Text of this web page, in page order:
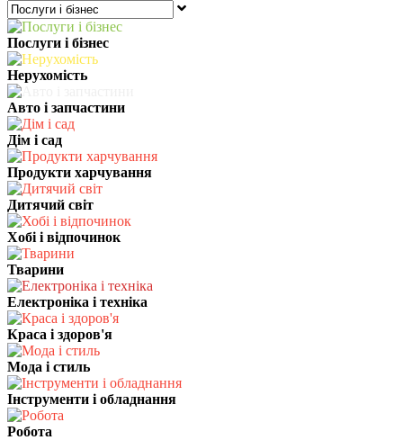
Послуги і бізнес
Нерухомість
Авто і запчастини
Дім і сад
Продукти харчування
Дитячий світ
Хобі і відпочинок
Тварини
Електроніка і техніка
Краса і здоров'я
Мода і стиль
Інструменти і обладнання
Робота